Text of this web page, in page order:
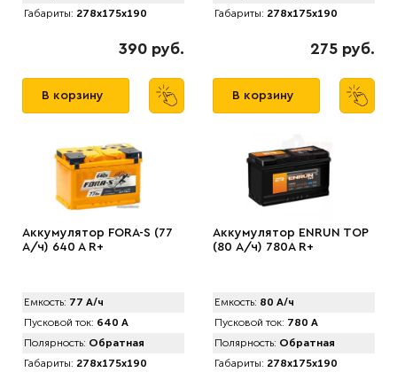
Габариты: 278x175x190
390 руб.
В корзину
Габариты: 278x175x190
275 руб.
В корзину
Аккумулятор FORA-S (77
А/ч) 640 A R+
Емкость: 77 А/ч
Пусковой ток: 640 А
Полярность: Обратная
Габариты: 278x175x190
Аккумулятор ENRUN TOP
(80 А/ч) 780A R+
Емкость: 80 А/ч
Пусковой ток: 780 А
Полярность: Обратная
Габариты: 278x175x190